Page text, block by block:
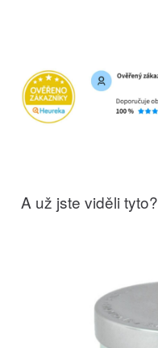
A už jste viděli tyto?